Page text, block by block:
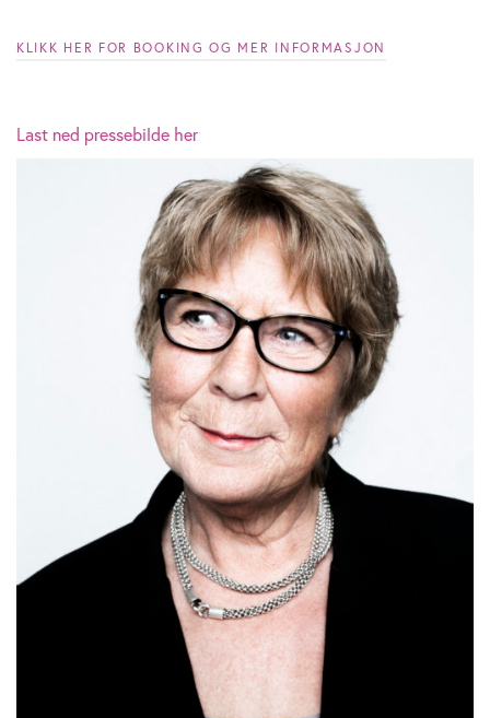
KLIKK HER FOR BOOKING OG MER INFORMASJON
Last ned pressebilde her